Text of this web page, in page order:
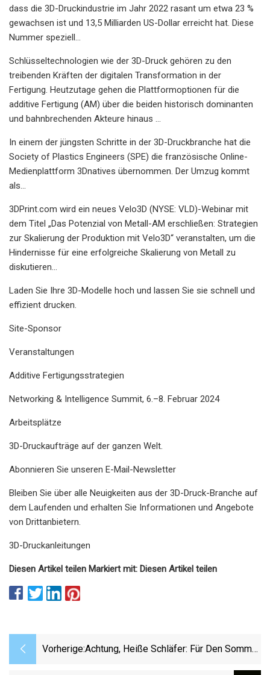
dass die 3D-Druckindustrie im Jahr 2022 rasant um etwa 23 %
gewachsen ist und 13,5 Milliarden US-Dollar erreicht hat. Diese
Nummer speziell...
Schlüsseltechnologien wie der 3D-Druck gehören zu den
treibenden Kräften der digitalen Transformation in der
Fertigung. Heutzutage gehen die Plattformoptionen für die
additive Fertigung (AM) über die beiden historisch dominanten
und bahnbrechenden Akteure hinaus ...
In einem der jüngsten Schritte in der 3D-Druckbranche hat die
Society of Plastics Engineers (SPE) die französische Online-
Medienplattform 3Dnatives übernommen. Der Umzug kommt
als...
3DPrint.com wird ein neues Velo3D (NYSE: VLD)-Webinar mit
dem Titel „Das Potenzial von Metall-AM erschließen: Strategien
zur Skalierung der Produktion mit Velo3D“ veranstalten, um die
Hindernisse für eine erfolgreiche Skalierung von Metall zu
diskutieren...
Laden Sie Ihre 3D-Modelle hoch und lassen Sie sie schnell und
effizient drucken.
Site-Sponsor
Veranstaltungen
Additive Fertigungsstrategien
Networking & Intelligence Summit, 6.–8. Februar 2024
Arbeitsplätze
3D-Druckaufträge auf der ganzen Welt.
Abonnieren Sie unseren E-Mail-Newsletter
Bleiben Sie über alle Neuigkeiten aus der 3D-Druck-Branche auf
dem Laufenden und erhalten Sie Informationen und Angebote
von Drittanbietern.
3D-Druckanleitungen
Diesen Artikel teilen Markiert mit: Diesen Artikel teilen
Vorherige:Achtung, Heiße Schläfer: Für Den Sommer